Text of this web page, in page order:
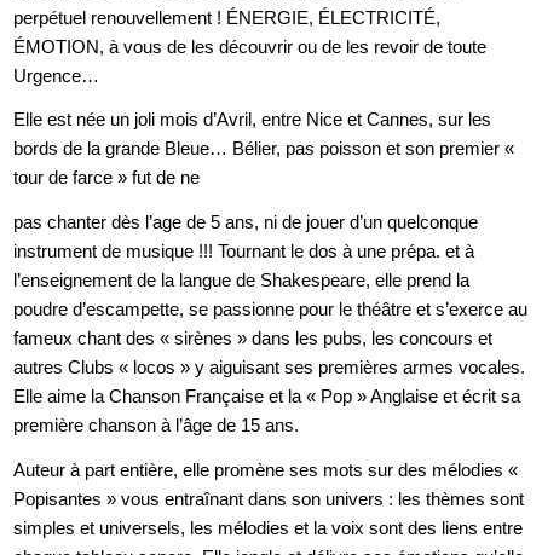
perpétuel renouvellement ! ÉNERGIE, ÉLECTRICITÉ,
ÉMOTION, à vous de les découvrir ou de les revoir de toute
Urgence…
Elle est née un joli mois d’Avril, entre Nice et Cannes, sur les
bords de la grande Bleue… Bélier, pas poisson et son premier «
tour de farce » fut de ne
pas chanter dès l’age de 5 ans, ni de jouer d’un quelconque
instrument de musique !!! Tournant le dos à une prépa. et à
l’enseignement de la langue de Shakespeare, elle prend la
poudre d’escampette, se passionne pour le théâtre et s’exerce au
fameux chant des « sirènes » dans les pubs, les concours et
autres Clubs « locos » y aiguisant ses premières armes vocales.
Elle aime la Chanson Française et la « Pop » Anglaise et écrit sa
première chanson à l’âge de 15 ans.
Auteur à part entière, elle promène ses mots sur des mélodies «
Popisantes » vous entraînant dans son univers : les thèmes sont
simples et universels, les mélodies et la voix sont des liens entre